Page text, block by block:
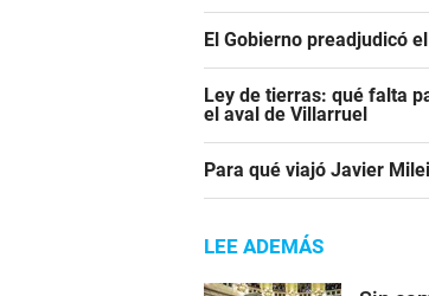
El Gobierno preadjudicó
Ley de tierras: qué falta
el aval de Villarruel
Para qué viajó Javier
LEE ADEMÁS